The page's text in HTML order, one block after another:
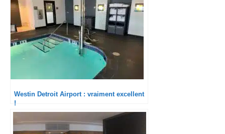
Westin Detroit Airport : vraiment excellent
!